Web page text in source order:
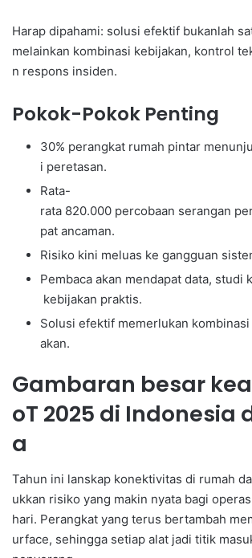
Harap dipahami: solusi efektif bukanlah
melainkan kombinasi kebijakan, kontrol
n respons insiden.
Pokok-Pokok Penting
30% perangkat rumah pintar
i peretasan.
Rata-
rata 820.000 percobaan serangan
pat ancaman.
Risiko kini meluas ke gangguan
Pembaca akan mendapat data, studi
kebijakan praktis.
Solusi efektif memerlukan
akan.
Gambaran besar
oT 2025 di Indonesia
a
Tahun ini lanskap konektivitas di rumah
ukkan risiko yang makin nyata bagi
hari. Perangkat yang terus bertambah
urface, sehingga setiap alat jadi titik